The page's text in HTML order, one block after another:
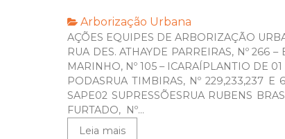
Arborização Urbana
AÇÕES EQUIPES DE ARBORIZAÇÃO
RUA DES. ATHAYDE PARREIRAS, Nº 266
MARINHO, Nº 105 – ICARAÍPLANTIO DE
PODASRUA TIMBIRAS, Nº 229,233,237 E
SAPE02 SUPRESSÕESRUA RUBENS
FURTADO, Nº...
Leia mais